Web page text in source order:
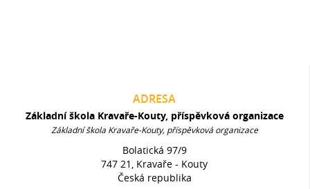
ADRESA
Základní škola Kravaře-Kouty, příspěvková organizace
Základní škola Kravaře-Kouty, příspěvková organizace
Bolatická 97/9
747 21, Kravaře - Kouty
Česká republika